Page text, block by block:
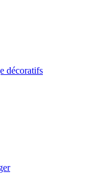
décoratifs